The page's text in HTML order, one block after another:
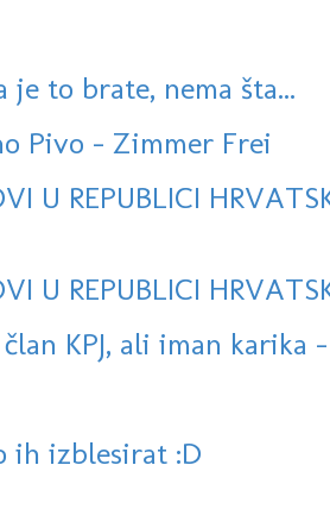
je to brate, nema šta...
Pivo - Zimmer Frei
U REPUBLICI
U REPUBLICI
KPJ, ali iman karika
ih izblesirat :D